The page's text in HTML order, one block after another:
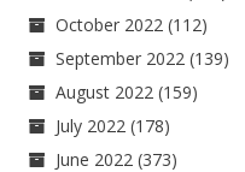
October 2022 (112)
September 2022 (139)
August 2022 (159)
July 2022 (178)
June 2022 (373)